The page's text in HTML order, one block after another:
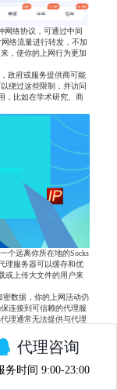
网络协议，可通过中间
网络流量进行转发，不加
，使你的上网行为更加
政府或服务提供商可能
绕过这些限制，并访问
，比如在学术研究、商
个远离你所在地的Socks
理服务器可以缓存和优
或上传大文件的用户来
密数据，你的上网活动仍
连接到可信赖的代理服
理通常无法提供与代理
具。它可以隐藏你的真
代理仍然需要谨慎，避
护，还是建议使用代
网络安全始终是至关重